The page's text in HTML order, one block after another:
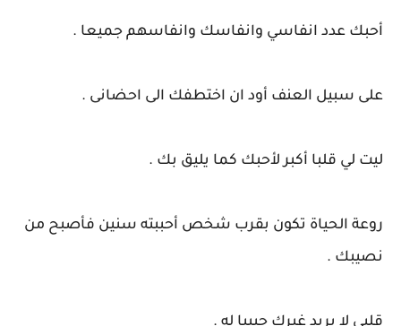
أحبك عدد انفاسي وانفاسك وانفاسهم جميعا .
على سبيل العنف أود ان اختطفك الى احضانى .
ليت لي قلبا أكبر لأحبك كما يليق بك .
روعة الحياة تكون بقرب شخص أحببته سنين فأصبح من
نصيبك .
قلبي لا يريد غيرك حبيبا له .